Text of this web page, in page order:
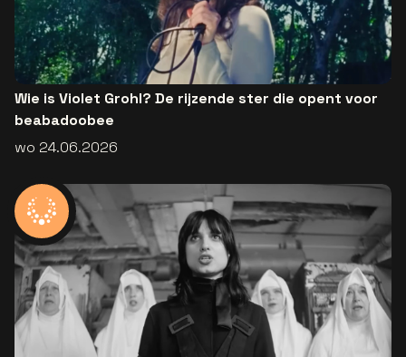
Wie is Violet Grohl? De rijzende ster die opent voor
beabadoobee
wo 24.06.2026